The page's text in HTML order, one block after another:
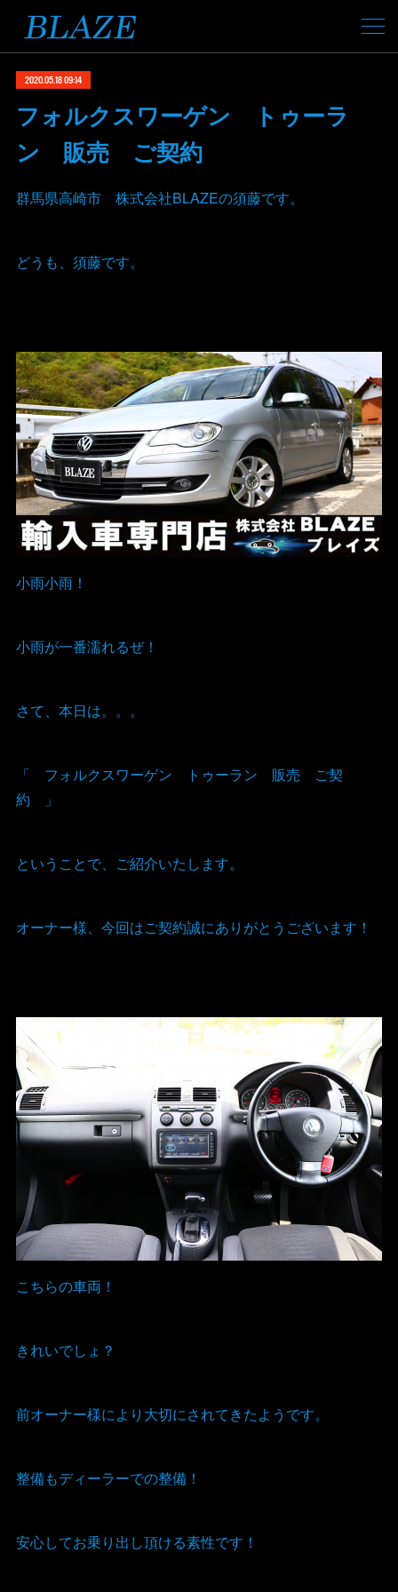
2020.05.18 09:14
フォルクスワーゲン トゥーラ
ン 販売 ご契約
群馬県高崎市 株式会社BLAZEの須藤です。
どうも、須藤です。
小雨小雨！
小雨が一番濡れるぜ！
さて、本日は。。。
「 フォルクスワーゲン トゥーラン 販売 ご契
約 」
ということで、ご紹介いたします。
オーナー様、今回はご契約誠にありがとうございます！
こちらの車両！
きれいでしょ？
前オーナー様により大切にされてきたようです。
整備もディーラーでの整備！
安心してお乗り出し頂ける素性です！